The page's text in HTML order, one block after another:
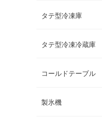
タテ型冷凍庫
タテ型冷凍冷蔵庫
コールドテーブル
製氷機